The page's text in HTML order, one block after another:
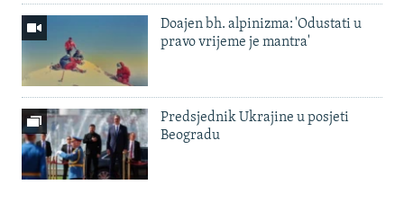
Doajen bh. alpinizma: 'Odustati u
pravo vrijeme je mantra'
Predsjednik Ukrajine u posjeti
Beogradu